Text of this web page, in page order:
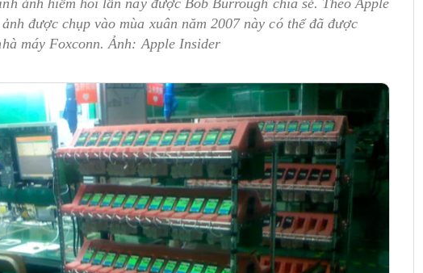
được chụp vào mùa xuân năm 2007 này có thể đã được
máy Foxconn. Ảnh: Apple Insider